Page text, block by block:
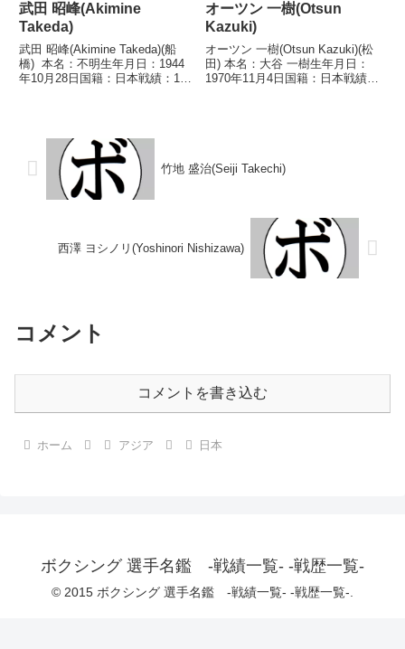
武田 昭峰(Akimine
Takeda)
武田 昭峰(Akimine Takeda)(船
橋) 本名：不明生年月日：1944
年10月28日国籍：日本戦績：16
判定 (...
オーツン 一樹(Otsun
Kazuki)
オーツン 一樹(Otsun Kazuki)(松
田) 本名：大谷 一樹生年月日：
1970年11月4日国籍：日本戦績：
竹地 盛治(Seiji Takechi)
西澤 ヨシノリ(Yoshinori Nishizawa)
コメント
コメントを書き込む
ホーム アジア 日本
ボクシング 選手名鑑 -戦績一覧- -戦歴一覧-
© 2015 ボクシング 選手名鑑 -戦績一覧- -戦歴一覧-.